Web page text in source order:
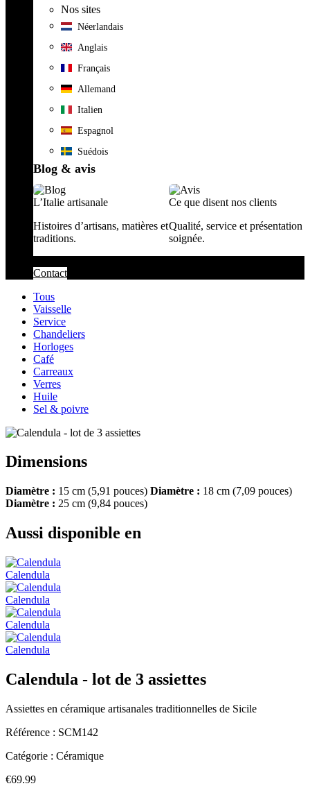
Nos sites
Néerlandais
Anglais
Français
Allemand
Italien
Espagnol
Suédois
Blog & avis
L’Italie artisanale
Histoires d’artisans, matières et
traditions.
Ce que disent nos clients
Qualité, service et présentation
soignée.
Contact
Tous
Vaisselle
Service
Chandeliers
Horloges
Café
Carreaux
Verres
Huile
Sel & poivre
Dimensions
Diamètre : 15 cm (5,91 pouces) Diamètre : 18 cm (7,09 pouces)
Diamètre : 25 cm (9,84 pouces)
Aussi disponible en
Calendula
Calendula
Calendula
Calendula
Calendula - lot de 3 assiettes
Assiettes en céramique artisanales traditionnelles de Sicile
Référence : SCM142
Catégorie : Céramique
€69.99